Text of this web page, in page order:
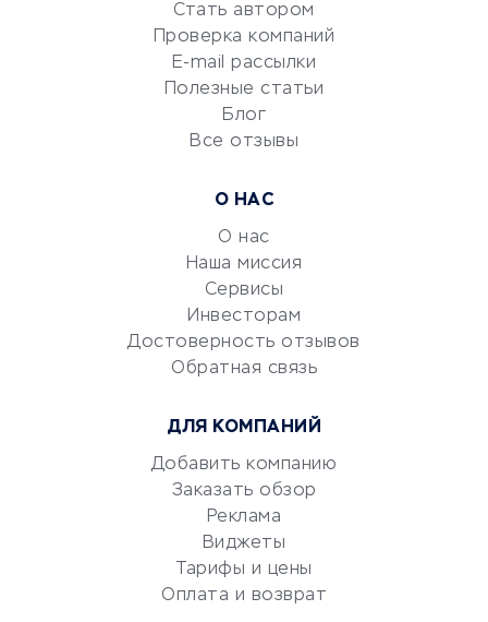
Сервисы по поиску работы
Сетевой маркетинг
УСЛУГИ ДЛЯ БИЗНЕСА
документооборот
Юридические компании
Аудиторские компании
Бухгалтерия онлайн
Стать автором
Проверка компаний
E-mail рассылки
Полезные статьи
Блог
Все отзывы
О НАС
О нас
Наша миссия
Сервисы
Инвесторам
Достоверность отзывов
Обратная связь
ДЛЯ КОМПАНИЙ
Добавить компанию
Заказать обзор
Реклама
Виджеты
Тарифы и цены
Оплата и возврат